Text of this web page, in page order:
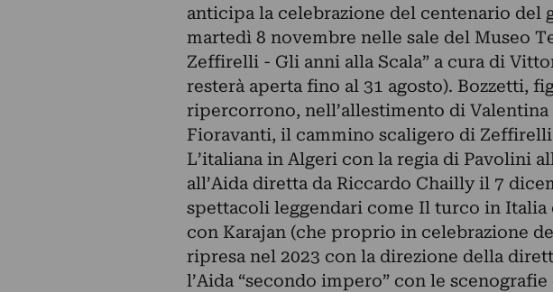
anticipa la celebrazione del centenario del
martedì 8 novembre nelle sale del Museo
Zeffirelli - Gli anni alla Scala” a cura di
resterà aperta fino al 31 agosto). Bozzetti,
ripercorrono, nell’allestimento di
Fioravanti, il cammino scaligero di
L’italiana in Algeri con la regia di Pavolini
all’Aida diretta da Riccardo Chailly il 7
spettacoli leggendari come Il turco in Italia
con Karajan (che proprio in celebrazione
ripresa nel 2023 con la direzione della
l’Aida “secondo impero” con le